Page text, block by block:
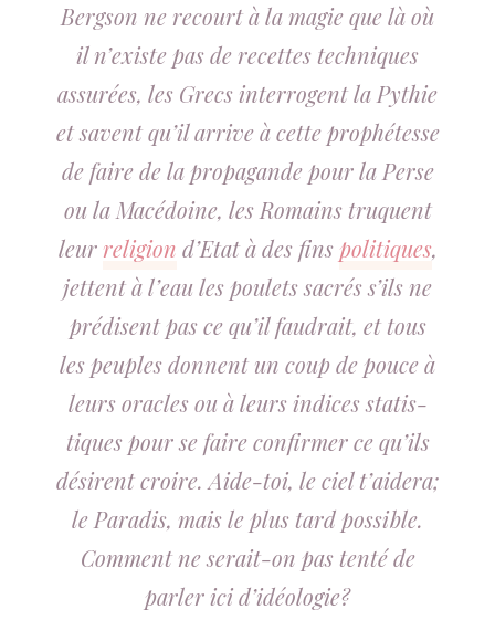
Bergson ne recourt à la magie que là où
il n’existe pas de recettes techniques
assurées, les Grecs interrogent la Pythie
et savent qu’il arrive à cette prophétesse
de faire de la propagande pour la Perse
ou la Macédoine, les Romains truquent
leurreligion d’Etat à des finspolitiques,
jettent à l’eau les poulets sacrés s’ils ne
prédisent pas ce qu’il faudrait, et tous
les peuples donnent un coup de pouce à
leurs oracles ou à leurs indices statis-
tiques pour se faire confirmer ce qu’ils
désirent croire. Aide-toi, le ciel t’aidera;
le Paradis, mais le plus tard possible.
Comment ne serait-on pas tenté de
parler ici d’idéologie?